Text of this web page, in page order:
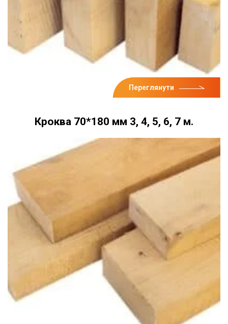
Переглянути
Кроква 70*180 мм 3, 4, 5, 6, 7 м.